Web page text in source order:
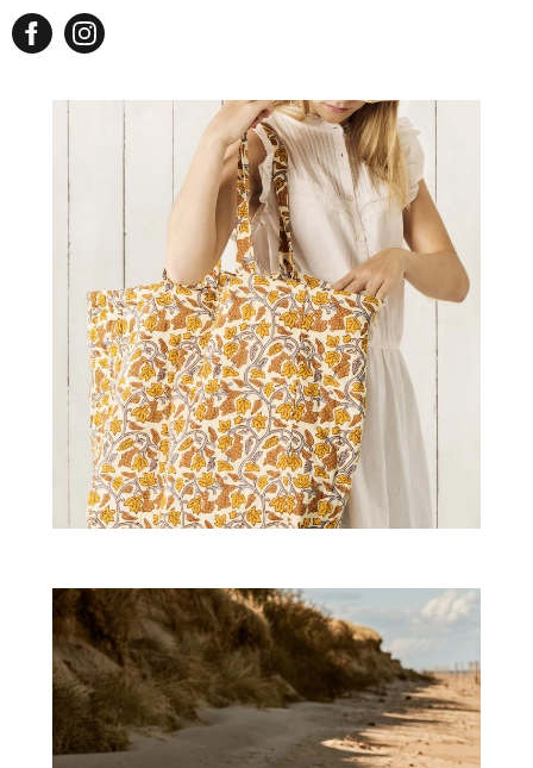
EKO ŻYCIE
PRZYRODA
ZWIERZĘTA DOMOWE
ZWIERZĘTA W NATURZE
GRZYBY
KRAJOBRAZ
RZEMIOSŁO
ZWYCZAJE